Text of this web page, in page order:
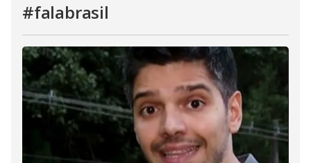
#falabrasil